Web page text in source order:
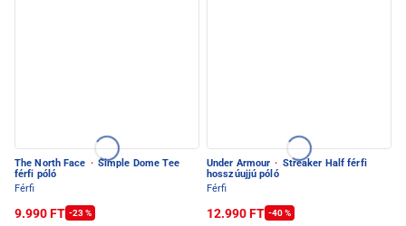
The North Face · Simple Dome Tee
férfi póló
Férfi
9.990 FT -23 %
Under Armour · Streaker Half férfi
hosszúujjú póló
Férfi
12.990 FT -40 %